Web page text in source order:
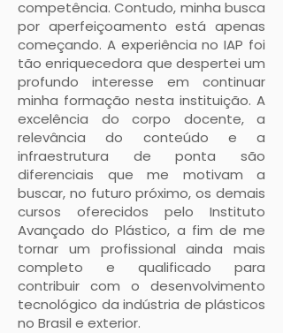
competência. Contudo, minha busca
por aperfeiçoamento está apenas
começando. A experiência no IAP foi
tão enriquecedora que despertei um
profundo interesse em continuar
minha formação nesta instituição. A
excelência do corpo docente, a
relevância do conteúdo e a
infraestrutura de ponta são
diferenciais que me motivam a
buscar, no futuro próximo, os demais
cursos oferecidos pelo Instituto
Avançado do Plástico, a fim de me
tornar um profissional ainda mais
completo e qualificado para
contribuir com o desenvolvimento
tecnológico da indústria de plásticos
no Brasil e exterior.